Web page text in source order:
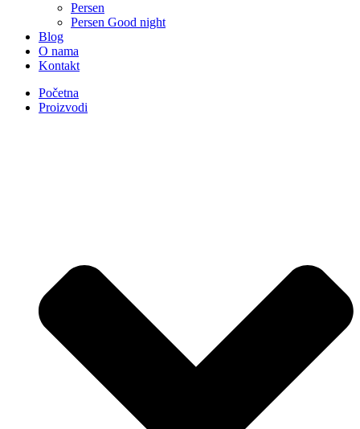
Persen
Persen Good night
Blog
O nama
Kontakt
Početna
Proizvodi